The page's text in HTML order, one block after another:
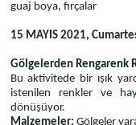
guaj boya, fırçalar
15 MAYIS 2021,
Gölgelerden Rengarenk
Bu aktivitede bir ışık
istenilen renkler ve
dönüşüyor.
Malzemeler: Gölgeler